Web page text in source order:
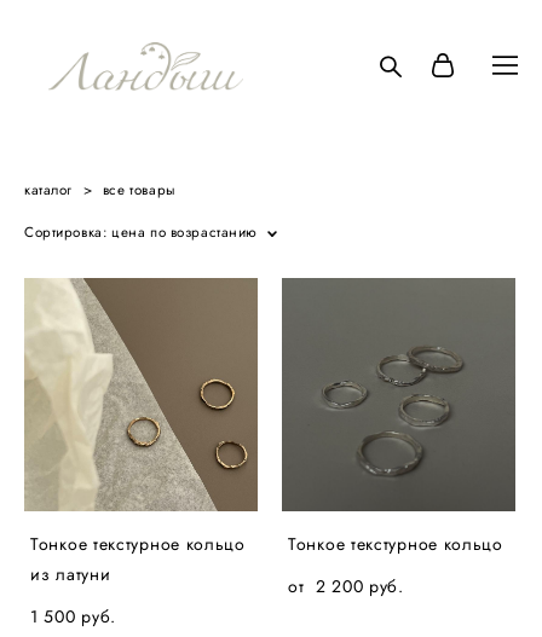
каталог > все товары
Сортировка: цена по возрастанию
Тонкое текстурное кольцо
из латуни
1 500 pуб.
Тонкое текстурное кольцо
от 2 200 pуб.